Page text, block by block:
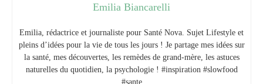
Emilia Biancarelli
Emilia, rédactrice et journaliste pour Santé Nova. Sujet Lifestyle et
pleins d’idées pour la vie de tous les jours ! Je partage mes idées sur
la santé, mes découvertes, les remèdes de grand-mère, les astuces
naturelles du quotidien, la psychologie ! #inspiration #slowfood
#sante